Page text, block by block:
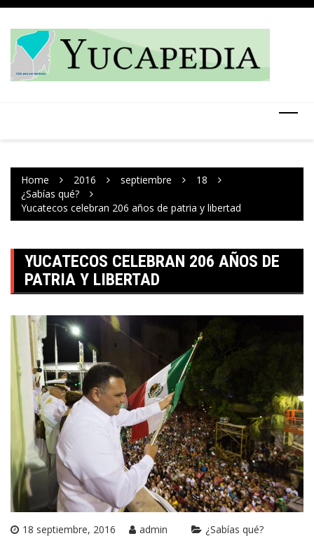
Skip
content
Home 2016 septiembre
18
¿Sabías qué?
Yucatecos celebran 206 años de patria y libertad
YUCATECOS CELEBRAN 206 AÑOS DE
PATRIA Y LIBERTAD
18 septiembre, 2016 admin ¿Sabías qué?